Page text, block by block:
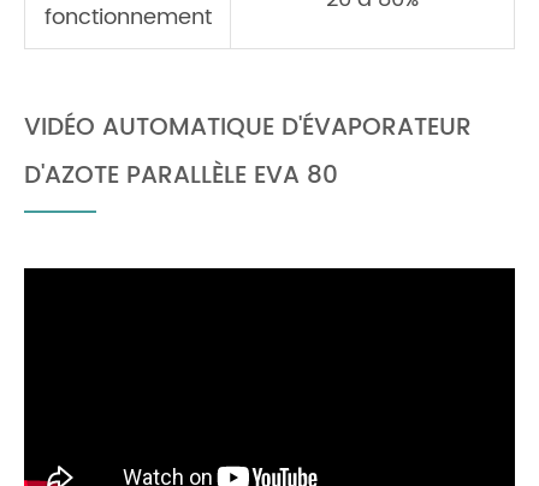
fonctionnement
VIDÉO AUTOMATIQUE D'ÉVAPORATEUR
D'AZOTE PARALLÈLE EVA 80